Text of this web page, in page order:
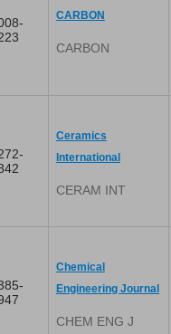
CARBON
CARBON
Ceramics
International
CERAM INT
Chemical
Engineering Journal
CHEM ENG J